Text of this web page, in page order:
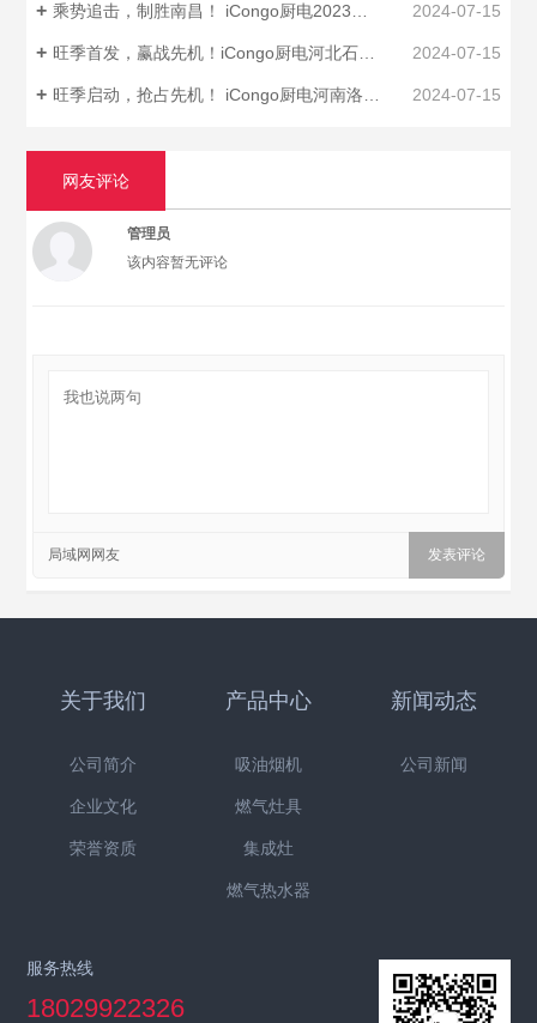
乘势追击，制胜南昌！ iCongo厨电2023年南昌区域小型招商会圆满召开！ 2024-07-15
旺季首发，赢战先机！iCongo厨电河北石家庄招商峰会胜利召开！ 2024-07-15
旺季启动，抢占先机！ iCongo厨电河南洛阳招商峰会圆满召开！ 2024-07-15
网友评论
管理员
该内容暂无评论
局域网网友
关于我们
公司简介
企业文化
荣誉资质
产品中心
吸油烟机
燃气灶具
集成灶
燃气热水器
新闻动态
公司新闻
服务热线
18029922326